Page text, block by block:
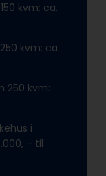
kvm: ca.
kvm: ca.
250 kvm:
i
– til